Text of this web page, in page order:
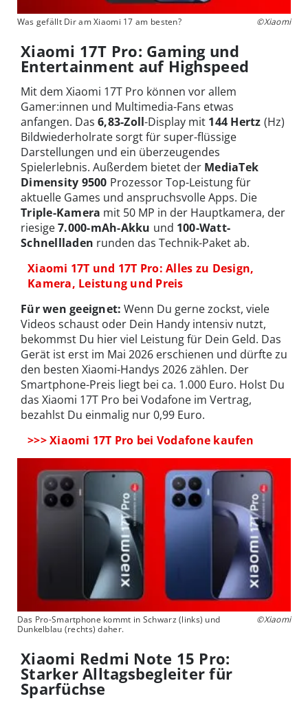
Was gefällt Dir am Xiaomi 17 am besten? ©Xiaomi
Xiaomi 17T Pro: Gaming und
Entertainment auf Highspeed
Mit dem Xiaomi 17T Pro können vor allem
Gamer:innen und Multimedia-Fans etwas
anfangen. Das 6,83-Zoll-Display mit 144 Hertz (Hz)
Bildwiederholrate sorgt für super-flüssige
Darstellungen und ein überzeugendes
Spielerlebnis. Außerdem bietet der MediaTek
Dimensity 9500 Prozessor Top-Leistung für
aktuelle Games und anspruchsvolle Apps. Die
Triple-Kamera mit 50 MP in der Hauptkamera, der
riesige7.000-mAh-Akku und 100-Watt-
Schnellladen runden das Technik-Paket ab.
Xiaomi 17T und 17T Pro: Alles zu Design,
Kamera, Leistung und Preis
Für wen geeignet: Wenn Du gerne zockst, viele
Videos schaust oder Dein Handy intensiv nutzt,
bekommst Du hier viel Leistung für Dein Geld. Das
Gerät ist erst im Mai 2026 erschienen und dürfte zu
den besten Xiaomi-Handys 2026 zählen. Der
Smartphone-Preis liegt bei ca. 1.000 Euro. Holst Du
das Xiaomi 17T Pro bei Vodafone im Vertrag,
bezahlst Du einmalig nur 0,99 Euro.
>>> Xiaomi 17T Pro bei Vodafone kaufen
Das Pro-Smartphone kommt in Schwarz (links) und
Dunkelblau (rechts) daher.
©Xiaomi
Xiaomi Redmi Note 15 Pro:
Starker Alltagsbegleiter für
Sparfüchse